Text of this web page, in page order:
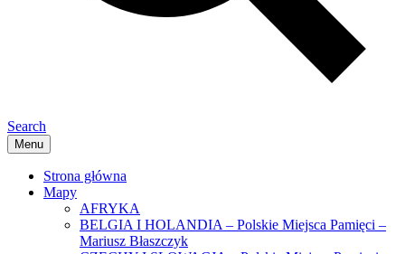
Search
Menu
Strona główna
Mapy
AFRYKA
BELGIA I HOLANDIA – Polskie Miejsca Pamięci –
Mariusz Błaszczyk